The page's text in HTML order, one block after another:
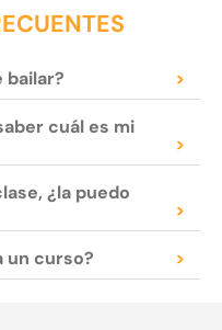
bailar? >
cuál es mi
>
¿la puedo
>
un curso? >